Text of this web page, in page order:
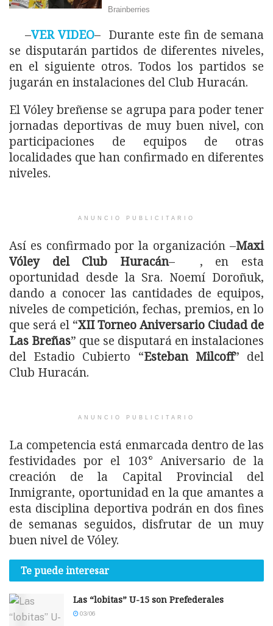
–VER VIDEO– Durante este fin de semana
se disputarán partidos de diferentes niveles,
en el siguiente otros. Todos los partidos se
jugarán en instalaciones del Club Huracán.
El Vóley breñense se agrupa para poder tener
jornadas deportivas de muy buen nivel, con
participaciones de equipos de otras
localidades que han confirmado en diferentes
niveles.
ANUNCIO PUBLICITARIO
Así es confirmado por la organización –Maxi
Vóley del Club Huracán– , en esta
oportunidad desde la Sra. Noemí Doroñuk,
dando a conocer las cantidades de equipos,
niveles de competición, fechas, premios, en lo
que será el “XII Torneo Aniversario Ciudad de
Las Breñas” que se disputará en instalaciones
del Estadio Cubierto “Esteban Milcoff” del
Club Huracán.
ANUNCIO PUBLICITARIO
La competencia está enmarcada dentro de las
festividades por el 103° Aniversario de la
creación de la Capital Provincial del
Inmigrante, oportunidad en la que amantes a
esta disciplina deportiva podrán en dos fines
de semanas seguidos, disfrutar de un muy
buen nivel de Vóley.
Te puede interesar
Las “lobitas” U-15 son Prefederales
03/06